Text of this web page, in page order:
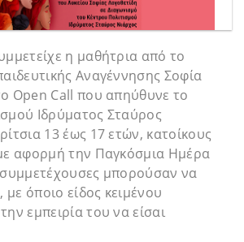
η μαθήτρια από το
Αναγέννησης Σοφία
Open Call που απηύθυνε το
Ιδρύματος Σταύρος
13 έως 17 ετών, κατοίκους
αφορμή την Παγκόσμια Ημέρα
συμμετέχουσες μπορούσαν να
όποιο είδος κειμένου
εμπειρία του να είσαι